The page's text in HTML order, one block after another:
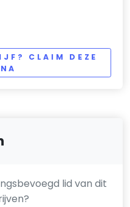
CLAIM DEZE
lid van dit